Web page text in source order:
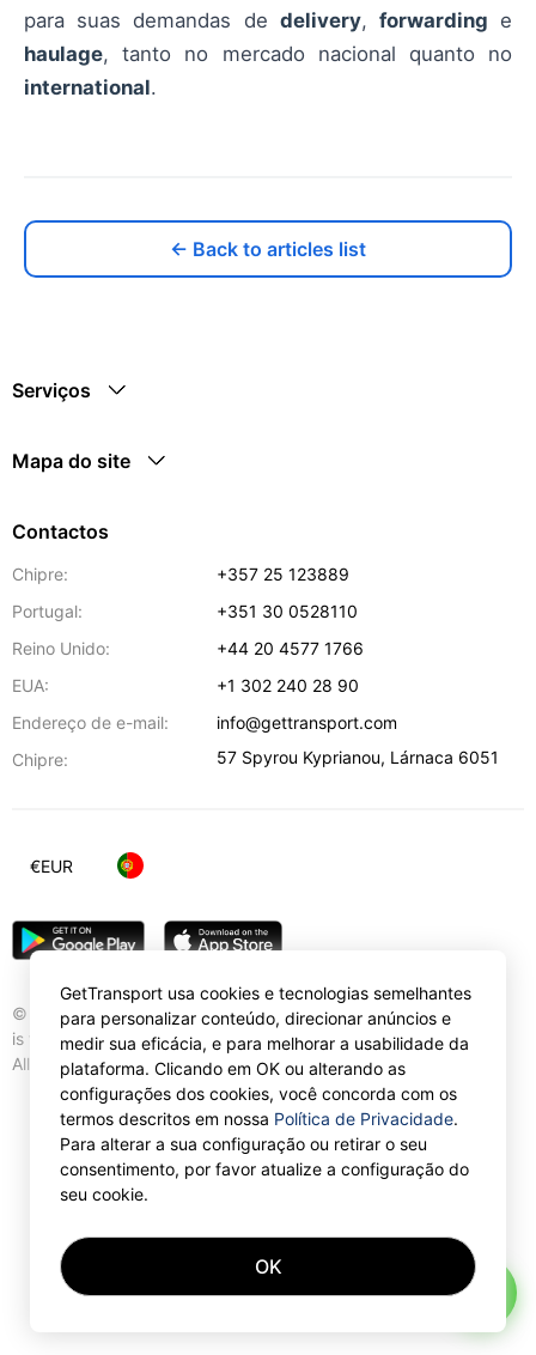
para suas demandas de delivery, forwarding e
haulage, tanto no mercado nacional quanto no
international.
← Back to articles list
Serviços
Mapa do site
Contactos
Chipre:
+357 25 123889
Portugal:
+351 30 0528110
Reino Unido:
+44 20 4577 1766
EUA:
+1 302 240 28 90
Endereço de e-mail:
info@gettransport.com
Chipre:
57 Spyrou Kyprianou, Lárnaca 6051
© Gettransport International Limited. GetTransport®
is trademark of Gettransport International Limited.
All rights reserved.
€EUR
GetTransport usa cookies e tecnologias semelhantes
para personalizar conteúdo, direcionar anúncios e
medir sua eficácia, e para melhorar a usabilidade da
plataforma. Clicando em OK ou alterando as
configurações dos cookies, você concorda com os
termos descritos em nossa Política de Privacidade.
Para alterar a sua configuração ou retirar o seu
consentimento, por favor atualize a configuração do
seu cookie.
OK
AI